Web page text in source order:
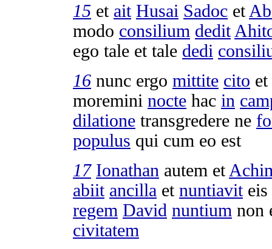
15 et ait Husai Sadoc et
modo consilium dedit
ego tale et tale dedi
16 nunc ergo mittite cito et
moremini nocte hac in
dilatione transgredere ne
populus qui cum eo est
17 Ionathan autem et
abiit ancilla et nuntiavit
regem David nuntium non
civitatem